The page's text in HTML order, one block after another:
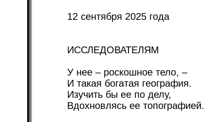
12 сентября 2025 года
ИССЛЕДОВАТЕЛЯМ
У нее – роскошное тело, –
И такая богатая география.
Изучить бы ее по делу,
Вдохновлясь ее топографией.